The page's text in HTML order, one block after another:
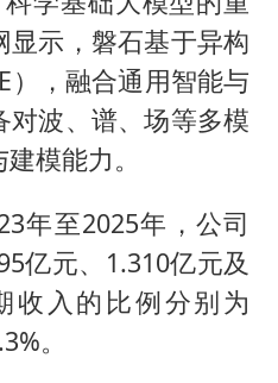
示，磐石基于异构
），融合通用智能与
波、谱、场等多模
模能力。
年至2025年，公司
亿元、1.310亿元及
收入的比例分别为
。